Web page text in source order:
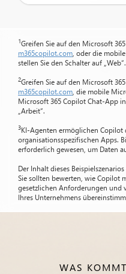
1Greifen Sie auf den Microsoft
m365copilot.com , oder die
stellen Sie den Schalter auf „Web“.
2Greifen Sie auf den Microsoft
m365copilot.com , die mobile
Microsoft 365 Copilot Chat-App
„Arbeit“.
3KI-Agenten ermöglichen
organisationsspezifischen Apps.
erforderlich gewesen, um Daten
Der Inhalt dieses
Sie sollten bewerten, wie Copilot
gesetzlichen Anforderungen und
Ihres Unternehmens
WAS